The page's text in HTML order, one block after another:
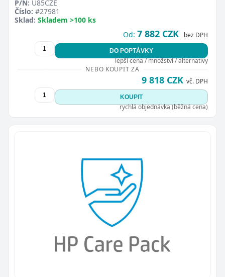
P/N: U85CZE
Číslo: #27981
Sklad: Skladem >100 ks
Od: 7 882 CZK bez DPH
DO POPTÁVKY
lepší cena / množství / alternativy
NEBO KOUPIT ZA
9 818 CZK vč. DPH
KOUPIT
rychlá objednávka (běžná cena)